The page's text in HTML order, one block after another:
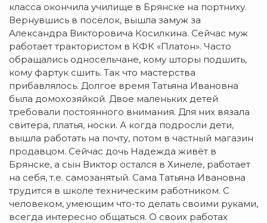
класса окончила училище в Брянске на портниху.
Вернувшись в посёлок, вышла замуж за
Александра Викторовича Косилкина. Сейчас муж
работает трактористом в КФК «Платон». Часто
обращались односельчане, кому шторы подшить,
кому фартук сшить. Так что мастерства
прибавлялось. Долгое время Татьяна Ивановна
была домохозяйкой. Двое маленьких детей
требовали постоянного внимания. Для них вязала
свитера, платья, носки. А когда подросли дети,
вышла работать на почту, потом в частный магазин
продавцом. Сейчас дочь Надежда живёт в
Брянске, а сын Виктор остался в Хинеле, работает
на себя, т.е. самозанятый. Сама Татьяна Ивановна
трудится в школе техническим работником. С
человеком, умеющим что-то делать своими руками,
всегда интересно общаться. О своих работах